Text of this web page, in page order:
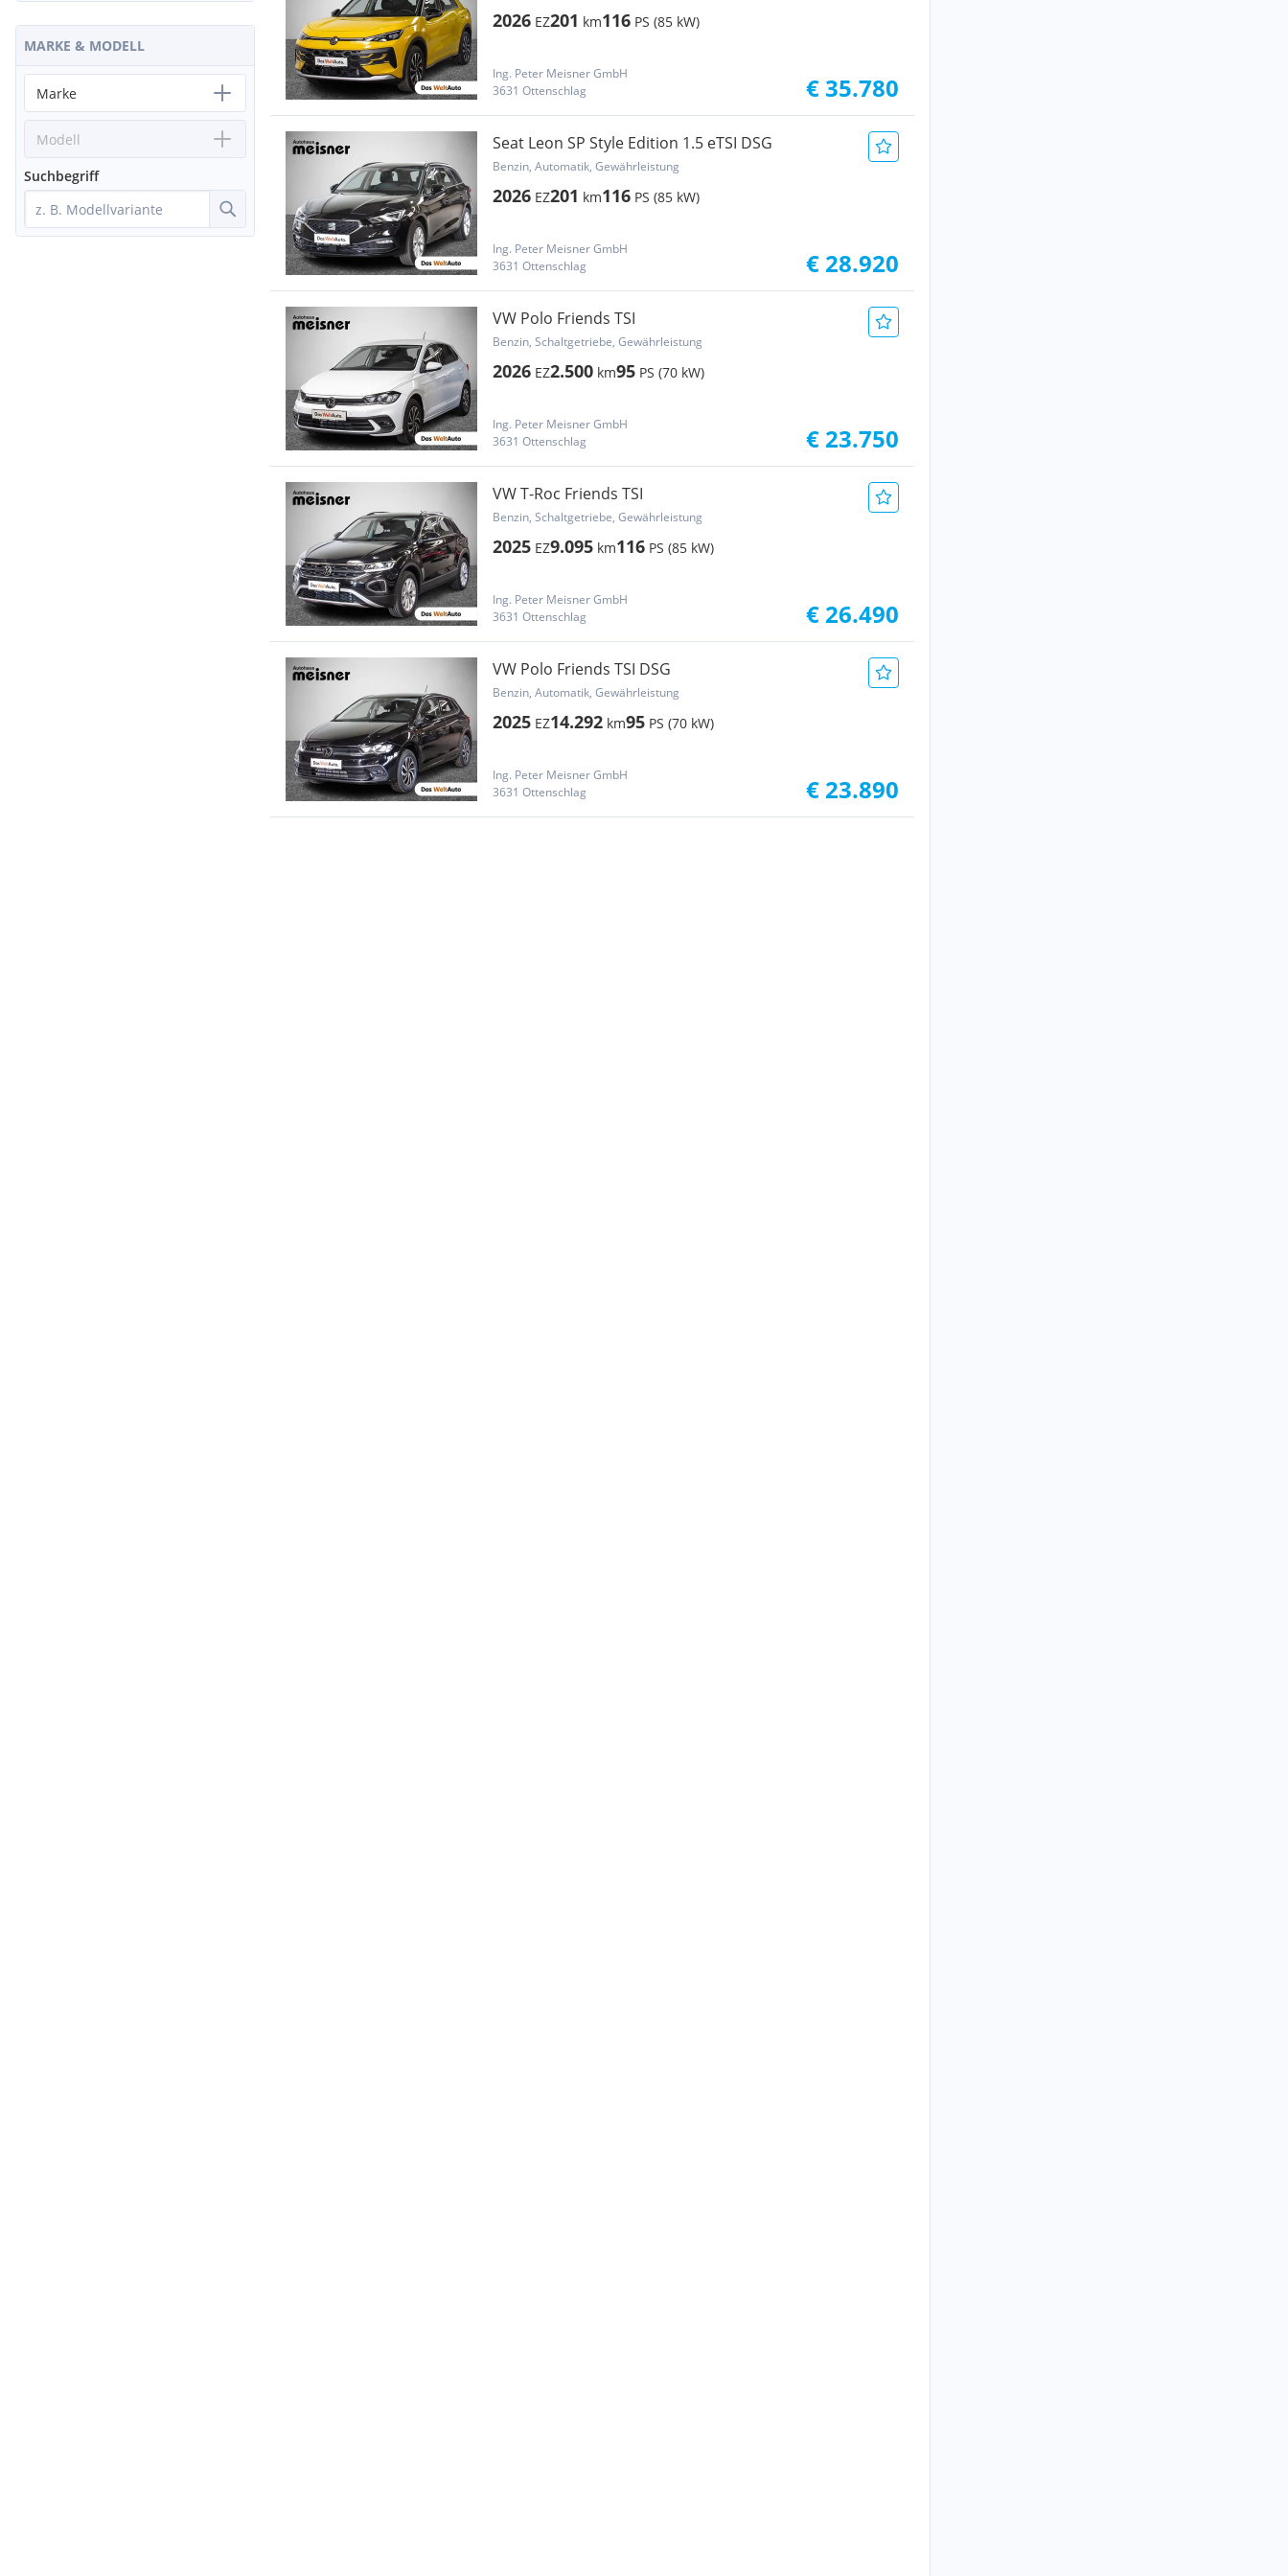
2026 EZ201 km116 PS (85 kW)
Ing. Peter Meisner GmbH
3631 Ottenschlag
€ 35.780
Seat Leon SP Style Edition 1.5 eTSI DSG
Benzin, Automatik, Gewährleistung
2026 EZ201 km116 PS (85 kW)
Ing. Peter Meisner GmbH
3631 Ottenschlag
€ 28.920
VW Polo Friends TSI
Benzin, Schaltgetriebe, Gewährleistung
2026 EZ2.500 km95 PS (70 kW)
Ing. Peter Meisner GmbH
3631 Ottenschlag
€ 23.750
VW T-Roc Friends TSI
Benzin, Schaltgetriebe, Gewährleistung
2025 EZ9.095 km116 PS (85 kW)
Ing. Peter Meisner GmbH
3631 Ottenschlag
€ 26.490
VW Polo Friends TSI DSG
Benzin, Automatik, Gewährleistung
2025 EZ14.292 km95 PS (70 kW)
Ing. Peter Meisner GmbH
3631 Ottenschlag
€ 23.890
MARKE & MODELL
Marke
Modell
Suchbegriff